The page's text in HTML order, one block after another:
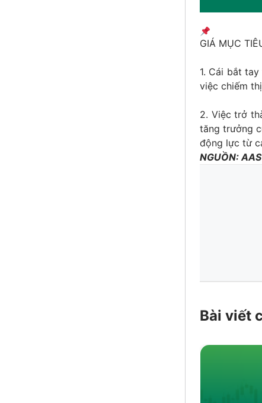
GIÁ MỤC
1. Cái bắt
việc chiếm
2. Việc trở
tăng trưởng
động lực từ
NGUỒN:
Bài viết